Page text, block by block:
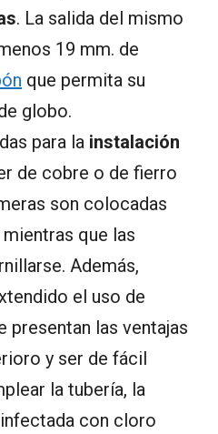
. La salida del mismo
19 mm. de
que permita su
globo.
para la instalación
de cobre o de fierro
son colocadas
que las
Además,
el uso de
presentan las ventajas
y ser de fácil
la tubería, la
con cloro